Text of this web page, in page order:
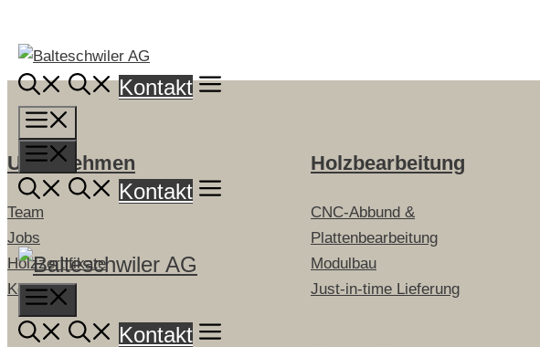
zum
Inhalt
Kontakt
Menü
Kontakt
Kontakt
Unternehmen
Team
Jobs
Holzzertifikate
Kontakt
Holzbearbeitung
CNC-Abbund &
Plattenbearbeitung
Modulbau
Just-in-time Lieferung